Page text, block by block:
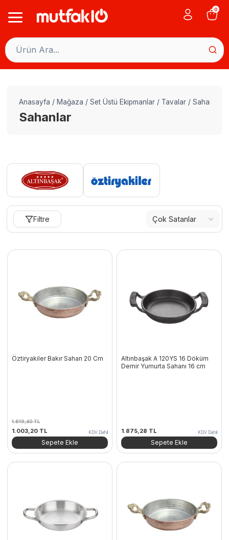
0
Anasayfa / Mağaza / Set Üstü Ekipmanlar / Tavalar / Sahanlar
Sahanlar
Filtre
Öztiryakiler Bakır Sahan 20 Cm
1.619,40TL
Orijinal
fiyat:
1.619,40 TL.
1.003,20 TLŞu
andaki
fiyat:
KDV Dahil
Sepete Ekle
Altınbaşak A 120YS 16 Döküm
Demir Yumurta Sahanı 16 cm
1.875,28 TL KDV Dahil
Sepete Ekle